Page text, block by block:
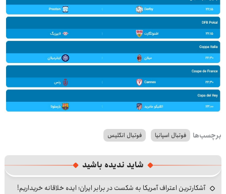
برچسب‌ها فوتبال اسپانیا فوتبال انگلیس
شاید ندیده باشید
آشکارترین اعتراف آمریکا به شکست در برابر ایران؛ ایده خلاقانه خریداریم!